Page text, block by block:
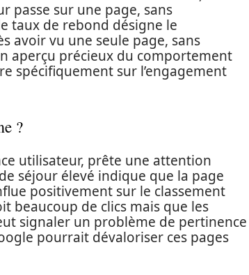
passe sur une page, sans
taux de rebond désigne le
avoir vu une seule page, sans
aperçu précieux du comportement
spécifiquement sur l’engagement
?
utilisateur, prête une attention
séjour élevé indique que la page
positivement sur le classement
beaucoup de clics mais que les
signaler un problème de pertinence
pourrait dévaloriser ces pages